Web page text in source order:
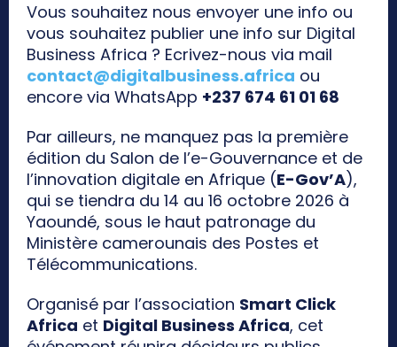
Vous souhaitez nous envoyer une info ou
vous souhaitez publier une info sur Digital
Business Africa ? Ecrivez-nous via mail
contact@digitalbusiness.africa ou
encore via WhatsApp +237 674 61 01 68
Par ailleurs, ne manquez pas la première
édition du Salon de l’e-Gouvernance et de
l’innovation digitale en Afrique (E-Gov’A),
qui se tiendra du 14 au 16 octobre 2026 à
Yaoundé, sous le haut patronage du
Ministère camerounais des Postes et
Télécommunications.
Organisé par l’association Smart Click
Africa et Digital Business Africa, cet